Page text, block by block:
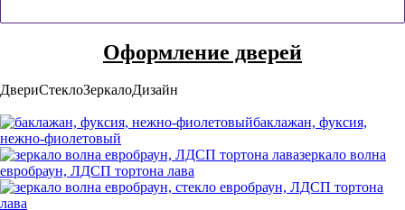
Оформление дверей
ДвериСтеклоЗеркалоДизайн
баклажан, фуксия,
нежно-фиолетовый
зеркало волна
евробраун, ЛДСП тортона лава